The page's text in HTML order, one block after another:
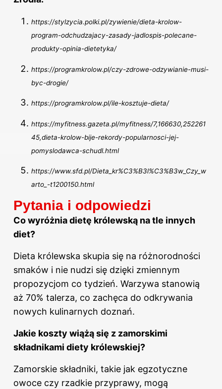
https://stylzycia.polki.pl/zywienie/dieta-krolow-
program-odchudzajacy-zasady-jadlospis-polecane-
produkty-opinia-dietetyka/
https://programkrolow.pl/czy-zdrowe-odzywianie-musi-
byc-drogie/
https://programkrolow.pl/ile-kosztuje-dieta/
https://myfitness.gazeta.pl/myfitness/7,166630,252261
45,dieta-krolow-bije-rekordy-popularnosci-jej-
pomyslodawca-schudl.html
https://www.sfd.pl/Dieta_kr%C3%B3l%C3%B3w_Czy_w
arto_-t1200150.html
Pytania i odpowiedzi
Co wyróżnia dietę królewską na tle innych
diet?
Dieta królewska skupia się na różnorodności
smaków i nie nudzi się dzięki zmiennym
propozycjom co tydzień. Warzywa stanowią
aż 70% talerza, co zachęca do odkrywania
nowych kulinarnych doznań.
Jakie koszty wiążą się z zamorskimi
składnikami diety królewskiej?
Zamorskie składniki, takie jak egzotyczne
owoce czy rzadkie przyprawy, mogą